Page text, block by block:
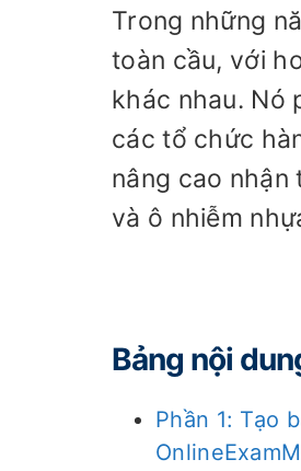
Trong những
toàn cầu, với
khác nhau. Nó
các tổ chức
nâng cao
và ô nhiễm
Bảng nội
Phần 1: Tạo